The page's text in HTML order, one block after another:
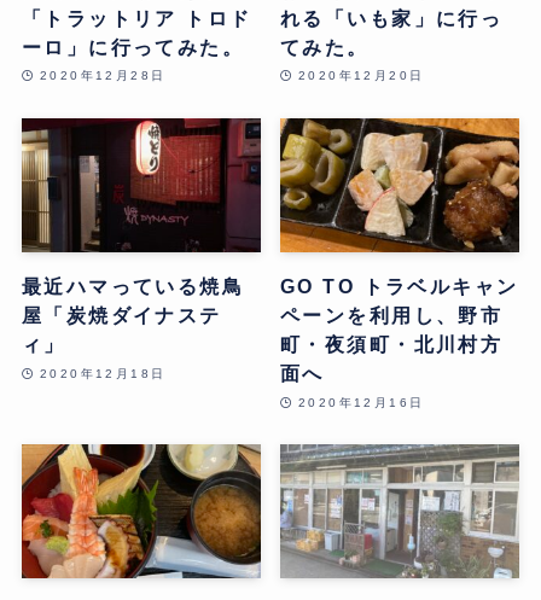
「トラットリア トロド
ーロ」に行ってみた。
2020年12月28日
れる「いも家」に行っ
てみた。
2020年12月20日
最近ハマっている焼鳥
屋「炭焼ダイナステ
ィ」
2020年12月18日
GO TO トラベルキャン
ペーンを利用し、野市
町・夜須町・北川村方
面へ
2020年12月16日